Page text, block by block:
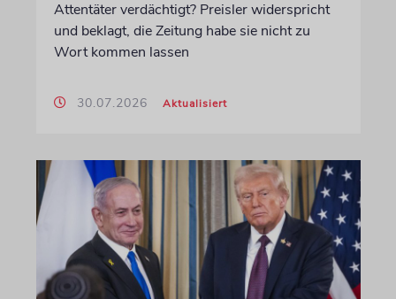
Attentäter verdächtigt? Preisler widerspricht
und beklagt, die Zeitung habe sie nicht zu
Wort kommen lassen
30.07.2026 Aktualisiert